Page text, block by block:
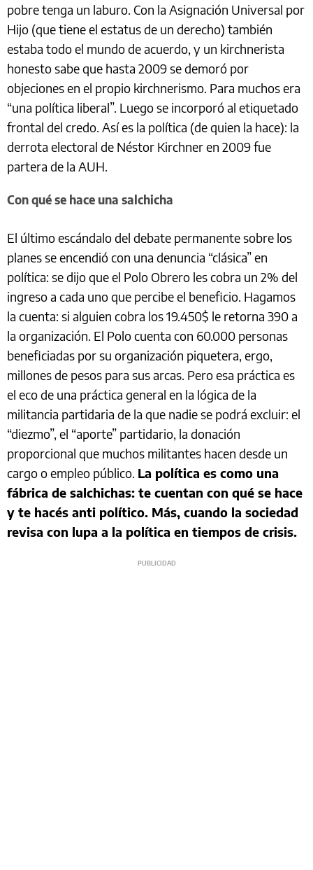
pobre tenga un laburo. Con la Asignación Universal por
Hijo (que tiene el estatus de un derecho) también
estaba todo el mundo de acuerdo, y un kirchnerista
honesto sabe que hasta 2009 se demoró por
objeciones en el propio kirchnerismo. Para muchos era
“una política liberal”. Luego se incorporó al etiquetado
frontal del credo. Así es la política (de quien la hace): la
derrota electoral de Néstor Kirchner en 2009 fue
partera de la AUH.
Con qué se hace una salchicha
El último escándalo del debate permanente sobre los
planes se encendió con una denuncia “clásica” en
política: se dijo que el Polo Obrero les cobra un 2% del
ingreso a cada uno que percibe el beneficio. Hagamos
la cuenta: si alguien cobra los 19.450$ le retorna 390 a
la organización. El Polo cuenta con 60.000 personas
beneficiadas por su organización piquetera, ergo,
millones de pesos para sus arcas. Pero esa práctica es
el eco de una práctica general en la lógica de la
militancia partidaria de la que nadie se podrá excluir: el
“diezmo”, el “aporte” partidario, la donación
proporcional que muchos militantes hacen desde un
cargo o empleo público. La política es como una
fábrica de salchichas: te cuentan con qué se hace
y te hacés anti político. Más, cuando la sociedad
revisa con lupa a la política en tiempos de crisis.